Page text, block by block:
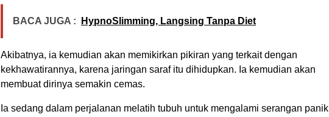
BACA JUGA : HypnoSlimming, Langsing Tanpa Diet
Akibatnya, ia kemudian akan memikirkan pikiran yang terkait dengan
kekhawatirannya, karena jaringan saraf itu dihidupkan. Ia kemudian akan
membuat dirinya semakin cemas.
Ia sedang dalam perjalanan melatih tubuh untuk mengalami serangan panik